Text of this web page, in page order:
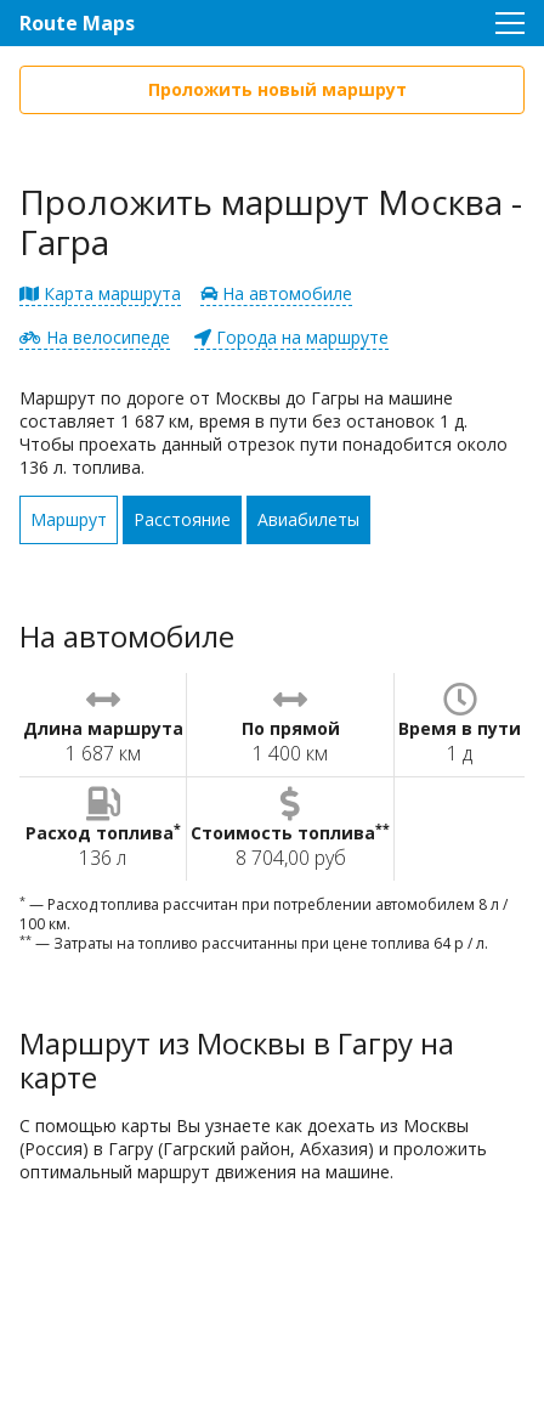
Route Maps
Проложить новый маршрут
Проложить маршрут Москва -
Гагра
Карта маршрута
На автомобиле
На велосипеде
Города на маршруте
Маршрут по дороге от Москвы до Гагры на машине
составляет 1 687 км, время в пути без остановок 1 д.
Чтобы проехать данный отрезок пути понадобится около
136 л. топлива.
Маршрут Расстояние Авиабилеты
На автомобиле
Длина маршрута
1 687 км
По прямой
1 400 км
Время в пути
1 д
Расход топлива*
136 л
Стоимость топлива**
8 704,00 руб
* — Расход топлива рассчитан при потреблении автомобилем 8 л /
100 км.
** — Затраты на топливо рассчитанны при цене топлива 64 р / л.
Маршрут из Москвы в Гагру на
карте
С помощью карты Вы узнаете как доехать из Москвы
(Россия) в Гагру (Гагрский район, Абхазия) и проложить
оптимальный маршрут движения на машине.